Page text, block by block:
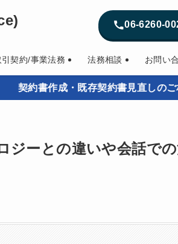
引契約/事業法務 法務相談 お問い
06-6260-
作成・既存契約書見直しのご相談を承
ーとの違いや会話で